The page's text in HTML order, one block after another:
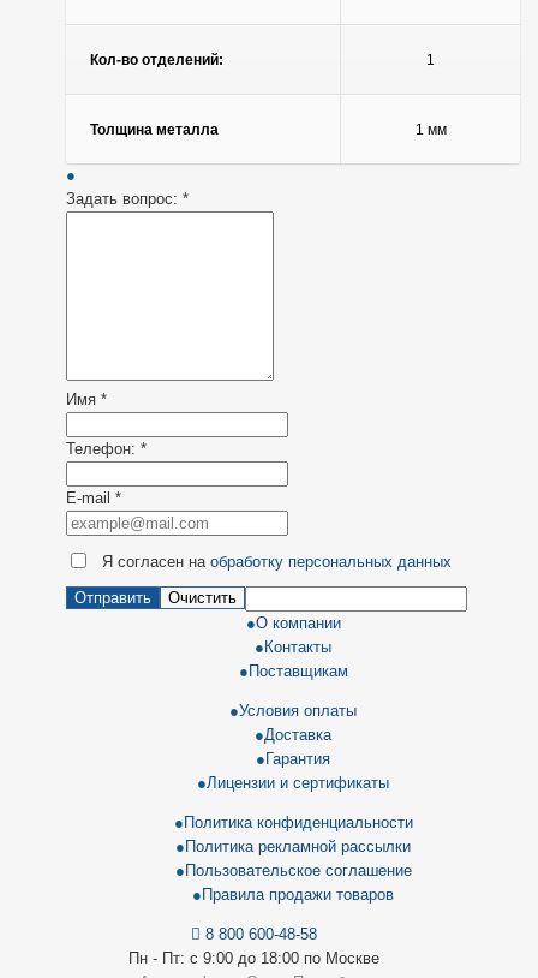
Кол-во отделений: 1
Толщина металла 1 мм
Задать вопрос: *
Имя *
Телефон: *
E-mail *
Я согласен на обработку персональных данных
Отправить
Очистить
О компании
Контакты
Поставщикам
Условия оплаты
Доставка
Гарантия
Лицензии и сертификаты
Политика конфиденциальности
Политика рекламной рассылки
Пользовательское соглашение
Правила продажи товаров
8 800 600-48-58
Пн - Пт: с 9:00 до 18:00 по Москве